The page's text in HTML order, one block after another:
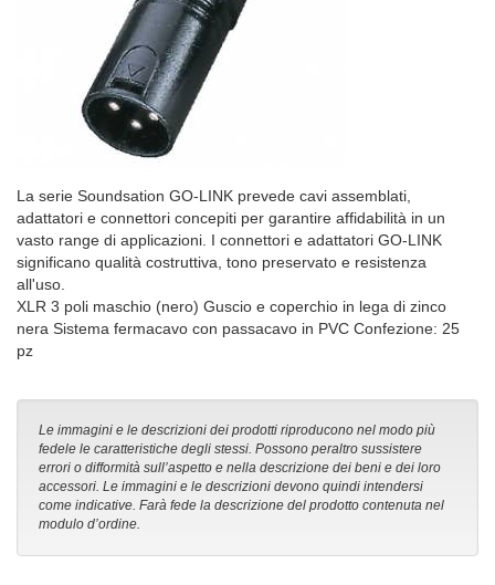
La serie Soundsation GO-LINK prevede cavi assemblati,
adattatori e connettori concepiti per garantire affidabilità in un
vasto range di applicazioni. I connettori e adattatori GO-LINK
significano qualità costruttiva, tono preservato e resistenza
all'uso.
XLR 3 poli maschio (nero) Guscio e coperchio in lega di zinco
nera Sistema fermacavo con passacavo in PVC Confezione: 25
pz
Le immagini e le descrizioni dei prodotti riproducono nel modo più
fedele le caratteristiche degli stessi. Possono peraltro sussistere
errori o difformità sull’aspetto e nella descrizione dei beni e dei loro
accessori. Le immagini e le descrizioni devono quindi intendersi
come indicative. Farà fede la descrizione del prodotto contenuta nel
modulo d’ordine.